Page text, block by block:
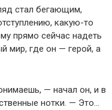
стал бегающим,
какую-то
прямо сейчас надеть
мир, где он — герой, а
— начал он, и в
нотки. — Это…